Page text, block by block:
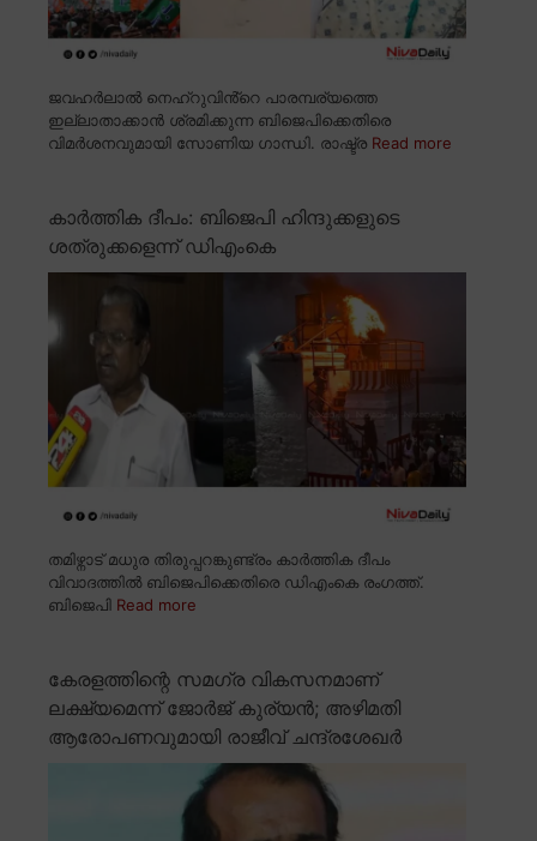
ജവഹർലാൽ നെഹ്റുവിൻ്റെ പാരമ്പര്യത്തെ
ഇല്ലാതാക്കാൻ ശ്രമിക്കുന്ന ബിജെപിക്കെതിരെ
വിമർശനവുമായി സോണിയ ഗാന്ധി. രാഷ്ട്ര Read more
കാർത്തിക ദീപം: ബിജെപി ഹിന്ദുക്കളുടെ
ശത്രുക്കളെന്ന് ഡിഎംകെ
തമിഴ്നാട് മധുര തിരുപ്പറങ്കുണ്ട്രം കാർത്തിക ദീപം
വിവാദത്തിൽ ബിജെപിക്കെതിരെ ഡിഎംകെ രംഗത്ത്.
ബിജെപി Read more
കേരളത്തിന്റെ സമഗ്ര വികസനമാണ്
ലക്ഷ്യമെന്ന് ജോർജ് കുര്യൻ; അഴിമതി
ആരോപണവുമായി രാജീവ് ചന്ദ്രശേഖർ